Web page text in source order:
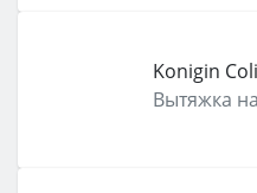
Konigin
Вытяжка